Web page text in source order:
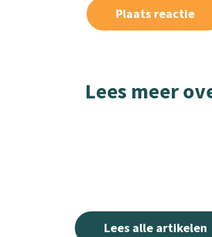
Lees meer
Lees alle artikelen